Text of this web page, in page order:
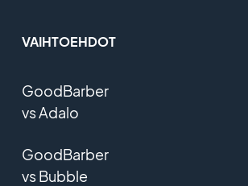
VAIHTOEHDOT
GoodBarber
vs Adalo
GoodBarber
vs Bubble